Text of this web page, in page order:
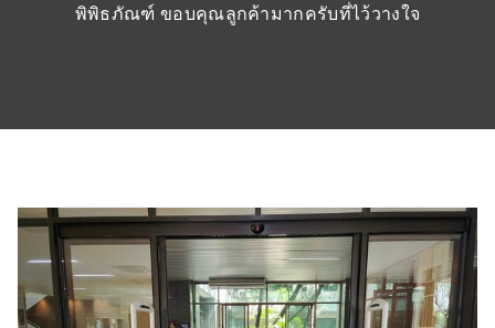
พิพิธภัณฑ์ ขอบคุณลูกค้ามากครับที่ไว้วางใจ